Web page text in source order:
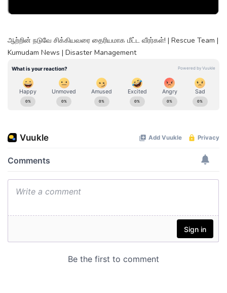
ஆற்றின் நடுவே சிக்கியவரை தைரியமாக மீட்ட வீரர்கள்! | Rescue Team |
Kumudam News | Disaster Management